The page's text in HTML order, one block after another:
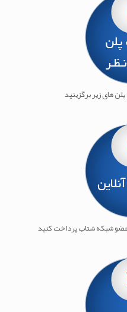
های زیر برگزینید
عضو شبکه شتاب پرداخت کنید